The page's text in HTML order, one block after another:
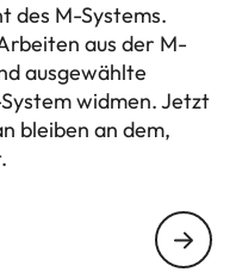
des M-Systems.
aus der M-
ausgewählte
widmen. Jetzt
bleiben an dem,